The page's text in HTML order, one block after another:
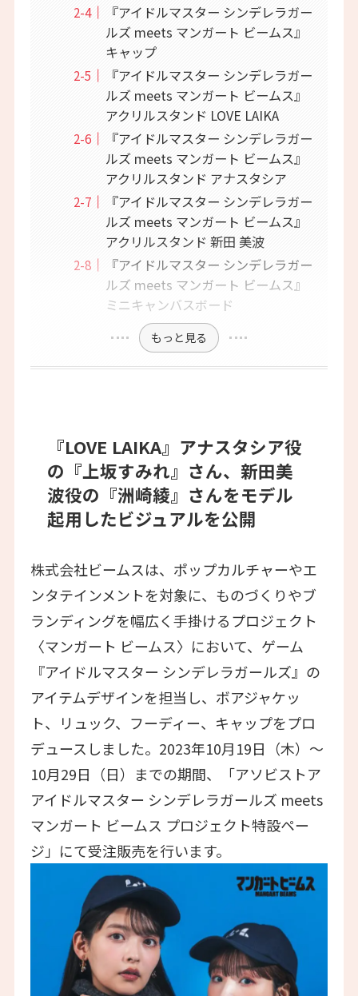
『アイドルマスター シンデレラガー
ルズ meets マンガート ビームス』
キャップ
『アイドルマスター シンデレラガー
ルズ meets マンガート ビームス』
アクリルスタンド LOVE LAIKA
『アイドルマスター シンデレラガー
ルズ meets マンガート ビームス』
アクリルスタンド アナスタシア
『アイドルマスター シンデレラガー
ルズ meets マンガート ビームス』
アクリルスタンド 新田 美波
『アイドルマスター シンデレラガー
ルズ meets マンガート ビームス』
ミニキャンバスボード
もっと見る
『LOVE LAIKA』アナスタシア役
の『上坂すみれ』さん、新田美
波役の『洲崎綾』さんをモデル
起用したビジュアルを公開
株式会社ビームスは、ポップカルチャーやエ
ンタテインメントを対象に、ものづくりやブ
ランディングを幅広く手掛けるプロジェクト
〈マンガート ビームス〉において、ゲーム
『アイドルマスター シンデレラガールズ』の
アイテムデザインを担当し、ボアジャケッ
ト、リュック、フーディー、キャップをプロ
デュースしました。2023年10月19日（木）〜
10月29日（日）までの期間、「アソビストア
アイドルマスター シンデレラガールズ meets
マンガート ビームス プロジェクト特設ペー
ジ」にて受注販売を行います。